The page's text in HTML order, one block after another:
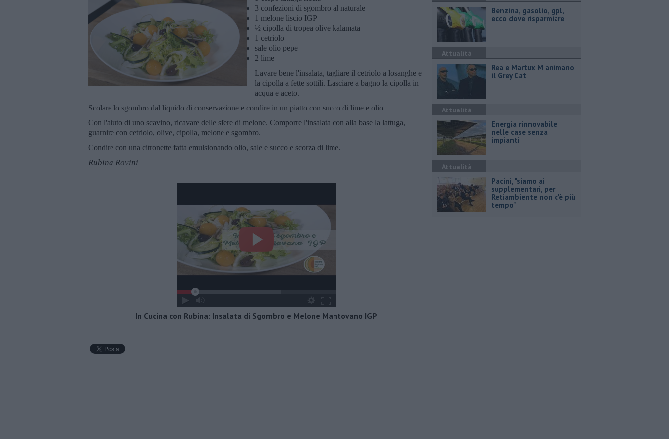
3 confezioni di sgombro al naturale
1 melone liscio IGP
½ cipolla di tropea olive kalamata
1 cetriolo
sale olio pepe
2 lime
Lavare bene l'insalata, tagliare il cetriolo a losanghe e
la cipolla a fette sottili. Lasciare a bagno la cipolla in
acqua e aceto.
Scolare lo sgombro dal liquido di conservazione e condire in un piatto con succo di lime e olio.
Con l'aiuto di uno scavino, ricavare delle sfere di melone. Comporre l'insalata con alla base la lattuga,
guarnire con cetriolo, olive, cipolla, melone e sgombro.
Condire con una citronette fatta emulsionando olio, sale e succo e scorza di lime.
Rubina Rovini
In Cucina con Rubina: Insalata di Sgombro e Melone Mantovano IGP
​Benzina, gasolio, gpl,
ecco dove risparmiare
Attualità
Rea e Martux M animano
il Grey Cat
Attualità
Energia rinnovabile
nelle case senza
impianti
Attualità
Pacini, "siamo ai
supplementari, per
Retiambiente non c'è più
tempo"